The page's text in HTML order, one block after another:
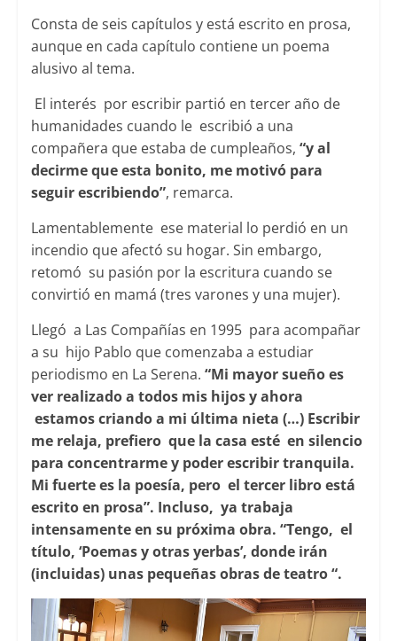
Consta de seis capítulos y está escrito en prosa,
aunque en cada capítulo contiene un poema
alusivo al tema.
El interés por escribir partió en tercer año de
humanidades cuando le escribió a una
compañera que estaba de cumpleaños, “y al
decirme que esta bonito, me motivó para
seguir escribiendo”, remarca.
Lamentablemente ese material lo perdió en un
incendio que afectó su hogar. Sin embargo,
retomó su pasión por la escritura cuando se
convirtió en mamá (tres varones y una mujer).
Llegó a Las Compañías en 1995 para acompañar
a su hijo Pablo que comenzaba a estudiar
periodismo en La Serena. “Mi mayor sueño es
ver realizado a todos mis hijos y ahora
estamos criando a mi última nieta (…) Escribir
me relaja, prefiero que la casa esté en silencio
para concentrarme y poder escribir tranquila.
Mi fuerte es la poesía, pero el tercer libro está
escrito en prosa”. Incluso, ya trabaja
intensamente en su próxima obra. “Tengo, el
título, ‘Poemas y otras yerbas’, donde irán
(incluidas) unas pequeñas obras de teatro “.